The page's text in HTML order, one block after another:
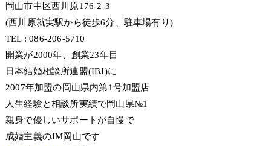
岡山市中区西川原176-2-3
(西川原就実駅から徒歩6分、駐車場有り)
TEL : 086-206-5710
開業が2000年、創業23年目
日本結婚相談所連盟(IBJ)に
2007年加盟の岡山県内第1号加盟店
人生経験と相談所実績で岡山県№1
親身で優しいサポートが自慢で
成婚主義のJM岡山です